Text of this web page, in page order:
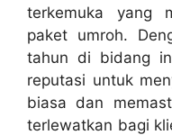
terkemuka yang
paket umroh.
tahun di bidang
reputasi untuk
biasa dan
terlewatkan bagi